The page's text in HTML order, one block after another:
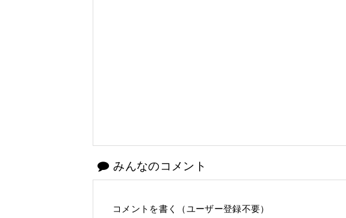
みんなのコメント
コメントを書く（ユーザー登録不要）